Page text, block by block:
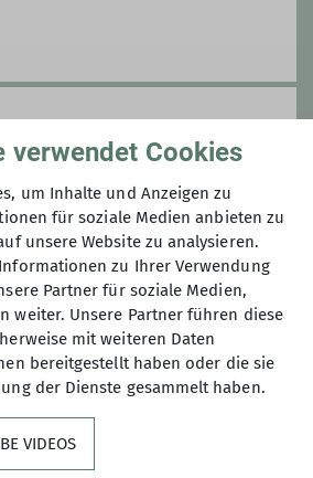
verwendet Cookies
um Inhalte und Anzeigen zu
für soziale Medien anbieten zu
unsere Website zu analysieren.
zu Ihrer Verwendung
Partner für soziale Medien,
weiter. Unsere Partner führen diese
mit weiteren Daten
bereitgestellt haben oder die sie
der Dienste gesammelt haben.
VIDEOS